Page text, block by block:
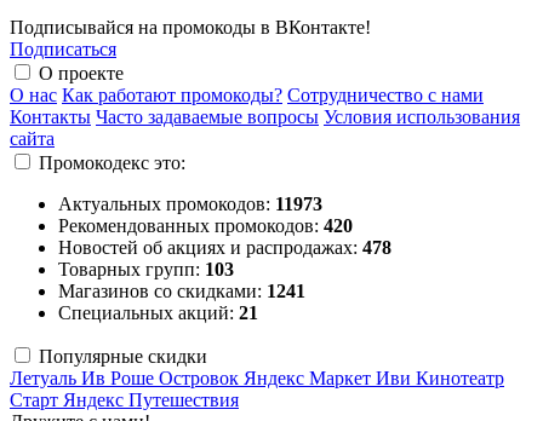
Подписывайся на промокоды в ВКонтакте!
Подписаться
О проекте
О нас Как работают промокоды? Сотрудничество с нами
Контакты Часто задаваемые вопросы Условия использования
сайта
Промокодекс это:
Актуальных промокодов: 11973
Рекомендованных промокодов: 420
Новостей об акциях и распродажах: 478
Товарных групп: 103
Магазинов со скидками: 1241
Специальных акций: 21
Популярные скидки
Летуаль Ив Роше Островок Яндекс Маркет Иви Кинотеатр
Старт Яндекс Путешествия